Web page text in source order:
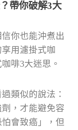
帶你破解3大
你也能沖煮出
用濾掛式咖
啡3大迷思。
類似的說法：
劑，才能避免容
會致癌」，但